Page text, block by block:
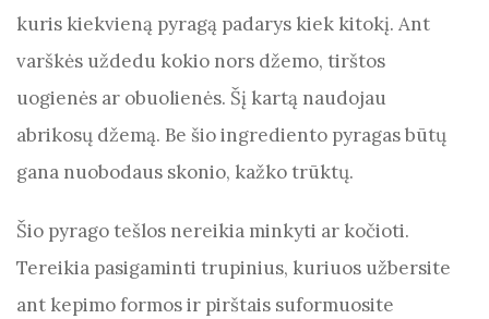
kuris kiekvieną pyragą padarys kiek kitokį. Ant
varškės uždedu kokio nors džemo, tirštos
uogienės ar obuolienės. Šį kartą naudojau
abrikosų džemą. Be šio ingrediento pyragas būtų
gana nuobodaus skonio, kažko trūktų.
Šio pyrago tešlos nereikia minkyti ar kočioti.
Tereikia pasigaminti trupinius, kuriuos užbersite
ant kepimo formos ir pirštais suformuosite